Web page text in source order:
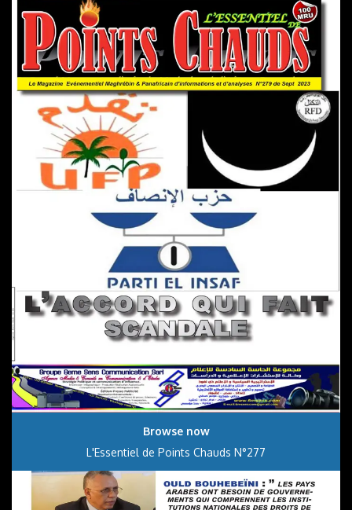
Browse now
L'Essentiel de Points Chauds N°277